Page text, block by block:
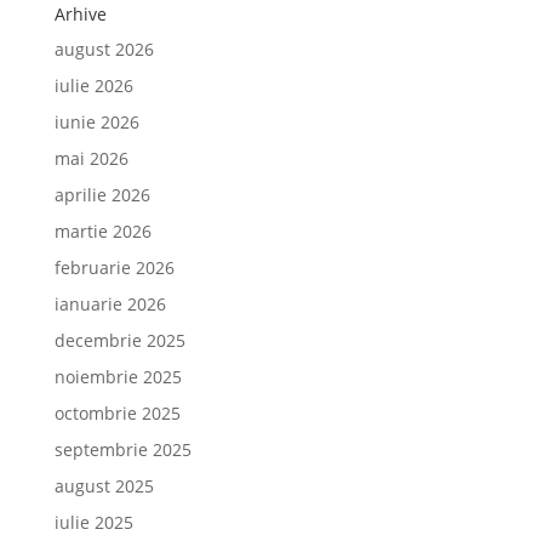
Arhive
august 2026
iulie 2026
iunie 2026
mai 2026
aprilie 2026
martie 2026
februarie 2026
ianuarie 2026
decembrie 2025
noiembrie 2025
octombrie 2025
septembrie 2025
august 2025
iulie 2025